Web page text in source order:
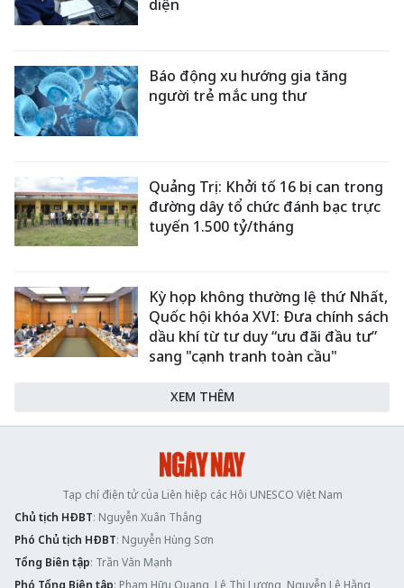
diện
Báo động xu hướng gia tăng
người trẻ mắc ung thư
Quảng Trị: Khởi tố 16 bị can trong
đường dây tổ chức đánh bạc trực
tuyến 1.500 tỷ/tháng
Kỳ họp không thường lệ thứ Nhất,
Quốc hội khóa XVI: Đưa chính sách
dầu khí từ tư duy “ưu đãi đầu tư”
sang "cạnh tranh toàn cầu"
XEM THÊM
Tạp chí điện tử của Liên hiệp các Hội UNESCO Việt Nam
Chủ tịch HĐBT: Nguyễn Xuân Thắng
Phó Chủ tịch HĐBT: Nguyễn Hùng Sơn
Tổng Biên tập: Trần Văn Mạnh
Phó Tổng Biên tập: Phạm Hữu Quang, Lê Thị Lương, Nguyễn Lệ Hằng